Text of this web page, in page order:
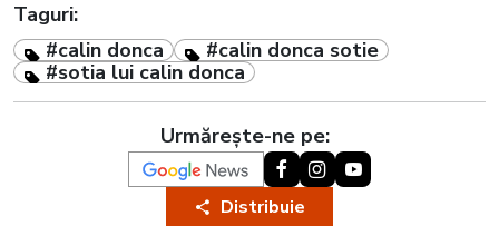
Taguri:
#calin donca
#calin donca sotie
#sotia lui calin donca
Urmărește-ne pe:
Distribuie